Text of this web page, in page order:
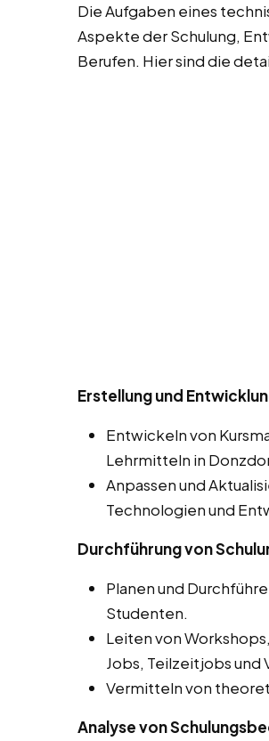
Die Aufgaben eines
Aspekte der Schulung,
Berufen. Hier sind die
Erstellung und
Entwickeln von
Lehrmitteln in
Anpassen und
Technologien und
Durchführung von
Planen und
Studenten.
Leiten von
Jobs, Teilzeitjobs und
Vermitteln von
Analyse von